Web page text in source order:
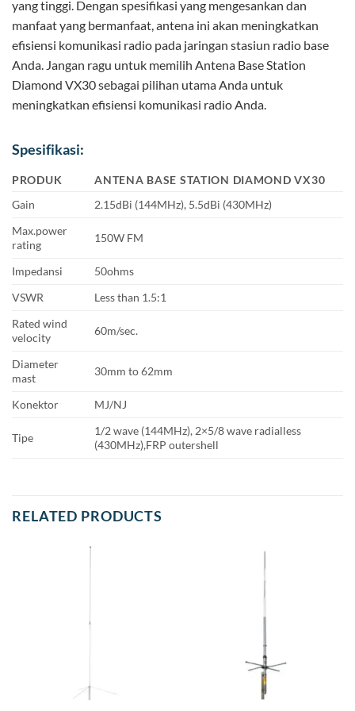
yang tinggi. Dengan spesifikasi yang mengesankan dan
manfaat yang bermanfaat, antena ini akan meningkatkan
efisiensi komunikasi radio pada jaringan stasiun radio base
Anda. Jangan ragu untuk memilih Antena Base Station
Diamond VX30 sebagai pilihan utama Anda untuk
meningkatkan efisiensi komunikasi radio Anda.
Spesifikasi:
PRODUK
ANTENA BASE STATION DIAMOND VX30
Gain
2.15dBi (144MHz), 5.5dBi (430MHz)
Max.power
rating
150W FM
Impedansi
50ohms
VSWR
Less than 1.5:1
Rated wind
velocity
60m/sec.
Diameter
mast
30mm to 62mm
Konektor MJ/NJ
Tipe
1/2 wave (144MHz), 2×5/8 wave radialless
(430MHz),FRP outershell
RELATED PRODUCTS